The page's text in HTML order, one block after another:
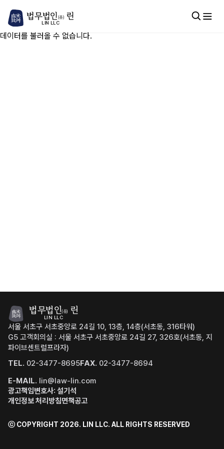
법무법인 (유) 린
LIN LLC
데이터를 불러올 수 없습니다.
법무법인(유) 린
LIN LLC
서울 서초구 서초중앙로 24길 10, 13층, 14층(서초동, 316타워)
G5 고객회의실 : 서울 서초구 서초중앙로 24길 27, 326호(서초동, 지
파이브센트럴프라자)
TEL. 02-3477-8695FAX. 02-3477-8694
E-MAIL. lin@law-lin.com
광고책임변호사: 설기석
개인정보 처리방침면책공고
ⓒ COPYRIGHT 2026. LIN LLC. ALL RIGHTS RESERVED